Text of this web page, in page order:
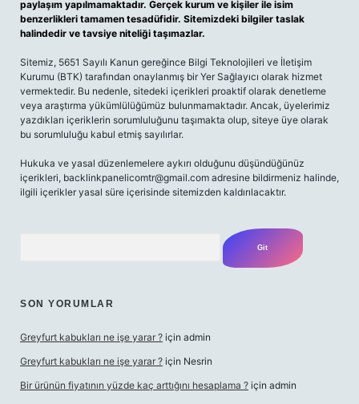
paylaşım yapılmamaktadır. Gerçek kurum ve kişiler ile isim
benzerlikleri tamamen tesadüfidir. Sitemizdeki bilgiler taslak
halindedir ve tavsiye niteliği taşımazlar.
Sitemiz, 5651 Sayılı Kanun gereğince Bilgi Teknolojileri ve İletişim
Kurumu (BTK) tarafından onaylanmış bir Yer Sağlayıcı olarak hizmet
vermektedir. Bu nedenle, sitedeki içerikleri proaktif olarak denetleme
veya araştırma yükümlülüğümüz bulunmamaktadır. Ancak, üyelerimiz
yazdıkları içeriklerin sorumluluğunu taşımakta olup, siteye üye olarak
bu sorumluluğu kabul etmiş sayılırlar.
Hukuka ve yasal düzenlemelere aykırı olduğunu düşündüğünüz
içerikleri, backlinkpanelicomtr@gmail.com adresine bildirmeniz halinde,
ilgili içerikler yasal süre içerisinde sitemizden kaldırılacaktır.
SON YORUMLAR
Greyfurt kabukları ne işe yarar ? için admin
Greyfurt kabukları ne işe yarar ? için Nesrin
Bir ürünün fiyatının yüzde kaç arttığını hesaplama ? için admin